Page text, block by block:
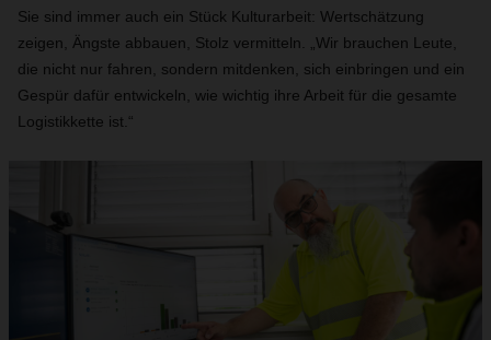
Sie sind immer auch ein Stück Kulturarbeit: Wertschätzung
zeigen, Ängste abbauen, Stolz vermitteln. „Wir brauchen Leute,
die nicht nur fahren, sondern mitdenken, sich einbringen und ein
Gespür dafür entwickeln, wie wichtig ihre Arbeit für die gesamte
Logistikkette ist.“